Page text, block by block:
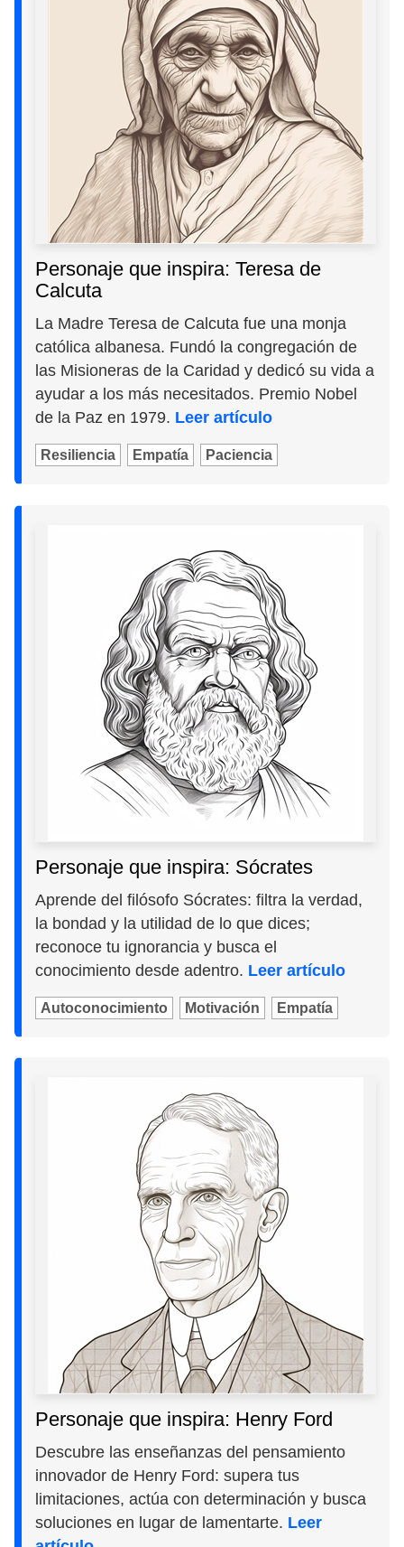
Personaje que inspira: Teresa de
Calcuta
La Madre Teresa de Calcuta fue una monja
católica albanesa. Fundó la congregación de
las Misioneras de la Caridad y dedicó su vida a
ayudar a los más necesitados. Premio Nobel
de la Paz en 1979. Leer artículo
Resiliencia Empatía Paciencia
Personaje que inspira: Sócrates
Aprende del filósofo Sócrates: filtra la verdad,
la bondad y la utilidad de lo que dices;
reconoce tu ignorancia y busca el
conocimiento desde adentro. Leer artículo
Autoconocimiento Motivación Empatía
Personaje que inspira: Henry Ford
Descubre las enseñanzas del pensamiento
innovador de Henry Ford: supera tus
limitaciones, actúa con determinación y busca
soluciones en lugar de lamentarte. Leer